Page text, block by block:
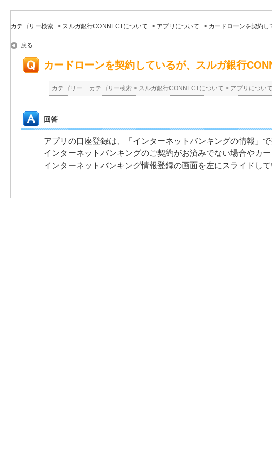
カテゴリー検索 > スルガ銀行CONNECTについて > アプリについて > カードローンを契約し
戻る
カードローンを契約しているが、スルガ銀行
カテゴリー : カテゴリー検索 > スルガ銀行CONNECTについて > アプリについて
回答
アプリの口座登録は、「インターネットバンキングの情報」
インターネットバンキングのご契約がお済みでない場合やカ
インターネットバンキング情報登録の画面を左にスライドし